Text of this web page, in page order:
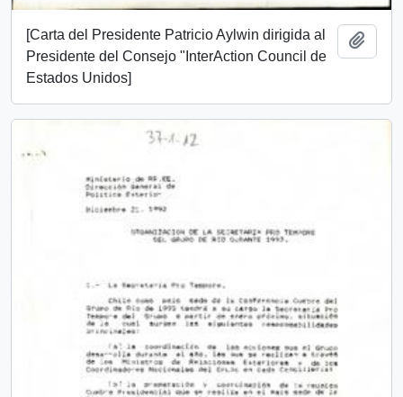
[Carta del Presidente Patricio Aylwin dirigida al
Presidente del Consejo "InterAction Council de
Estados Unidos]